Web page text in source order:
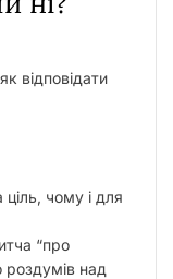
відповідати
чому і для
“про
роздумів над